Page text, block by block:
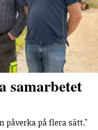
samarbetet
påverka på flera sätt."